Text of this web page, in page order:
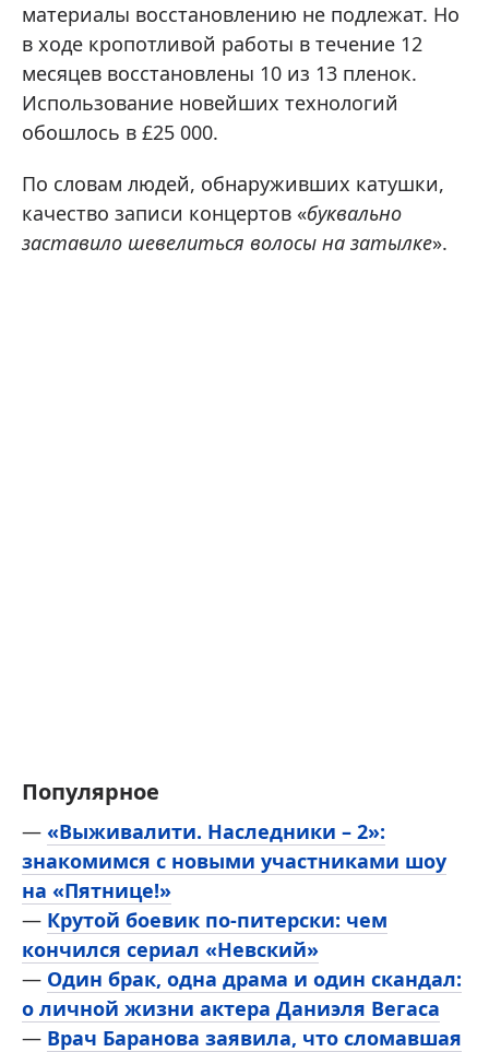
материалы восстановлению не подлежат. Но
в ходе кропотливой работы в течение 12
месяцев восстановлены 10 из 13 пленок.
Использование новейших технологий
обошлось в £25 000.
По словам людей, обнаруживших катушки,
качество записи концертов «буквально
заставило шевелиться волосы на затылке».
Популярное
— «Выживалити. Наследники – 2»:
знакомимся с новыми участниками шоу
на «Пятнице!»
— Крутой боевик по-питерски: чем
кончился сериал «Невский»
— Один брак, одна драма и один скандал:
о личной жизни актера Даниэля Вегаса
— Врач Баранова заявила, что сломавшая